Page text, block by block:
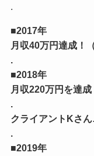
.
■2017年
月収40万円達成！
.
■2018年
月収220万円を達成
.
クライアントKさ
.
■2019年